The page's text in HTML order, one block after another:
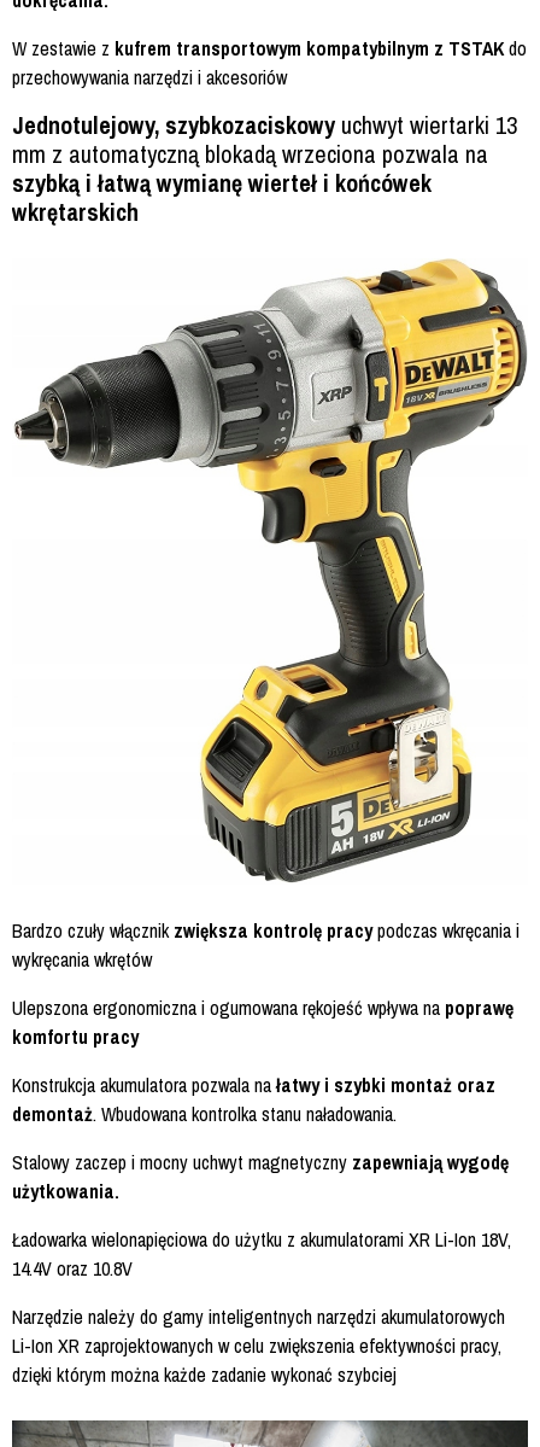
W zestawie z kufrem transportowym kompatybilnym z TSTAKdo
przechowywania narzędzi i akcesoriów
Jednotulejowy, szybkozaciskowy uchwyt wiertarki 13
mm z automatyczną blokadą wrzeciona pozwala na
szybką i łatwą wymianę wierteł i końcówek
wkrętarskich
Bardzo czuły włącznikzwiększa kontrolę pracypodczas wkręcania i
wykręcania wkrętów
Ulepszona ergonomiczna i ogumowana rękojeść wpływa na poprawę
komfortu pracy
Konstrukcja akumulatora pozwala nałatwy i szybki montaż oraz
demontaż. Wbudowana kontrolka stanu naładowania.
Stalowy zaczep i mocny uchwyt magnetyczny zapewniają wygodę
użytkowania.
Ładowarka wielonapięciowa do użytku z akumulatorami XR Li-Ion 18V,
14.4V oraz 10.8V
Narzędzie należy do gamy inteligentnych narzędzi akumulatorowych
Li-Ion XR zaprojektowanych w celu zwiększenia efektywności pracy,
dzięki którym można każde zadanie wykonać szybciej